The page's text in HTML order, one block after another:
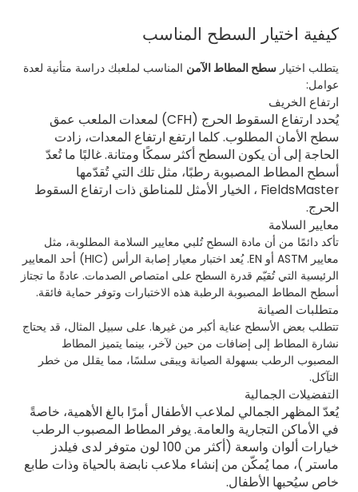
كيفية اختيار السطح المناسب
يتطلب اختيارسطح المطاط الآمن المناسب لملعبك دراسة متأنية لعدة
عوامل:
ارتفاع الخريف
يُحدد ارتفاع السقوط الحرج (CFH) لمعدات الملعب عمق
سطح الأمان المطلوب. كلما ارتفع ارتفاع المعدات، زادت
الحاجة إلى أن يكون السطح أكثر سمكًا ومتانة. غالبًا ما تُعدّ
أسطح المطاط المصبوبة رطبًا، مثل تلك التي تُقدّمها
FieldsMaster ، الخيار الأمثل للمناطق ذات ارتفاع السقوط
الحرج.
معايير السلامة
تأكد دائمًا من أن مادة السطح تُلبي معايير السلامة المطلوبة، مثل
معايير ASTM أو EN. يُعد اختبار معيار إصابة الرأس (HIC) أحد المعايير
الرئيسية التي تُقيّم قدرة السطح على امتصاص الصدمات. عادةً ما تجتاز
أسطح المطاط المصبوبة الرطبة هذه الاختبارات وتوفر حماية فائقة.
متطلبات الصيانة
تتطلب بعض الأسطح عناية أكبر من غيرها. على سبيل المثال، قد يحتاج
نشارة المطاط إلى إضافات من حين لآخر، بينما يتميز المطاط
المصبوب الرطب بسهولة الصيانة ويبقى سلسًا، مما يقلل من خطر
التآكل.
التفضيلات الجمالية
يُعدّ المظهر الجمالي لملاعب الأطفال أمرًا بالغ الأهمية، خاصةً
في الأماكن التجارية والعامة. يوفر المطاط المصبوب الرطب
خيارات ألوان واسعة (أكثر من 100 لون متوفر لدى
فيلدز
ماستر )، مما يُمكّن من إنشاء ملاعب نابضة بالحياة وذات طابع
خاص سيُحبها الأطفال.